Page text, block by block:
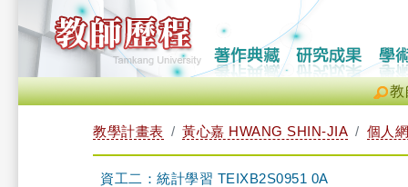
教
教學計畫表 黃心嘉 HWANG SHIN-JIA 個人
資工二：統計學習 TEIXB2S0951 0A